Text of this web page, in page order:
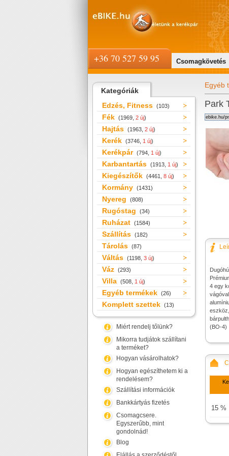
Kategóriák
Edzés, Fitness (103)
Fék (1969, 2 új)
Hajtás (1963, 2 új)
Kerék (3746, 1 új)
Kerékpár (794, 1 új)
Karbantartás (1913, 1 új)
Kiegészítők (4461, 8 új)
Kormány (1431)
Nyereg (808)
Rugóstag (34)
Ruházat (1584)
Szállítás (182)
Tárolás (87)
Váltás (1198, 3 új)
Váz (293)
Villa (508, 1 új)
Egyéb termékek (26)
Komplett szettek (13)
Miért rendelj tőlünk?
Mikorra tudjátok szállítani
a terméket?
Hogyan vásárolhatok?
Hogyan egészíthetem ki a
rendelésem?
Szállítási információk
Bankkártyás fizetés
Csomagcsere.
Egyszerűbb, mint
gondolnád!
Blog
Egyéb
Park
4 egy
(BO-4)
15 %
+36 70 527 59 95 Csomagkövetés